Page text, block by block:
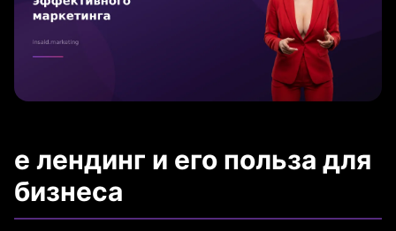
е лендинг и его польза для
бизнеса